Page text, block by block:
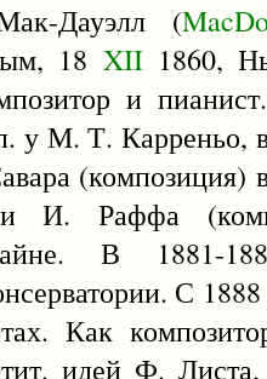
Дауэлл (
18 XII1860,
и
у М. Т.
(композиция)
И. Раффа
Майне. В 1881-
С
Как
идей Ф.